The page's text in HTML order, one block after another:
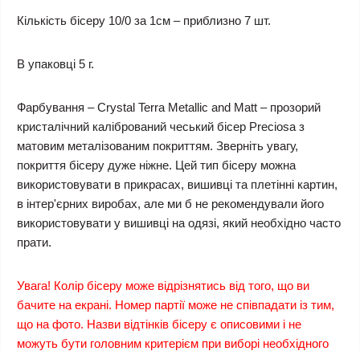
Кількість бісеру 10/0 за 1см – приблизно 7 шт.
В упаковці 5 г.
Фарбування – Crystal Terra Metallic and Matt – прозорий
кристалічний калібрований чеський бісер Preciosa з
матовим металізованим покриттям. Зверніть увагу,
покриття бісеру дуже ніжне. Цей тип бісеру можна
використовувати в прикрасах, вишивці та плетінні картин,
в інтер'єрних виробах, але ми б не рекомендували його
використовувати у вишивці на одязі, який необхідно часто
прати.
Увага! Колір бісеру може відрізнятись від того, що ви
бачите на екрані. Номер партії може не співпадати із тим,
що на фото. Назви відтінків бісеру є описовими і не
можуть бути головним критерієм при виборі необхідного